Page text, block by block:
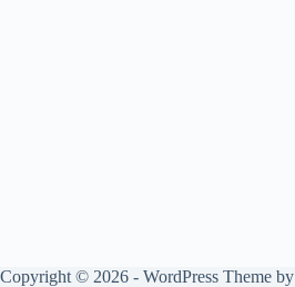
Copyright © 2026 - WordPress Theme by